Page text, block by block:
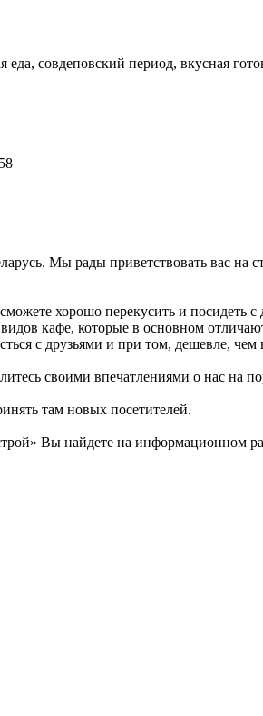
еда, совдеповский период, вкусная
Мы рады приветствовать вас на
хорошо перекусить и посидеть
кафе, которые в основном
с друзьями и при том, дешевле, чем
своими впечатлениями о нас на
там новых посетителей.
Вы найдете на информационном